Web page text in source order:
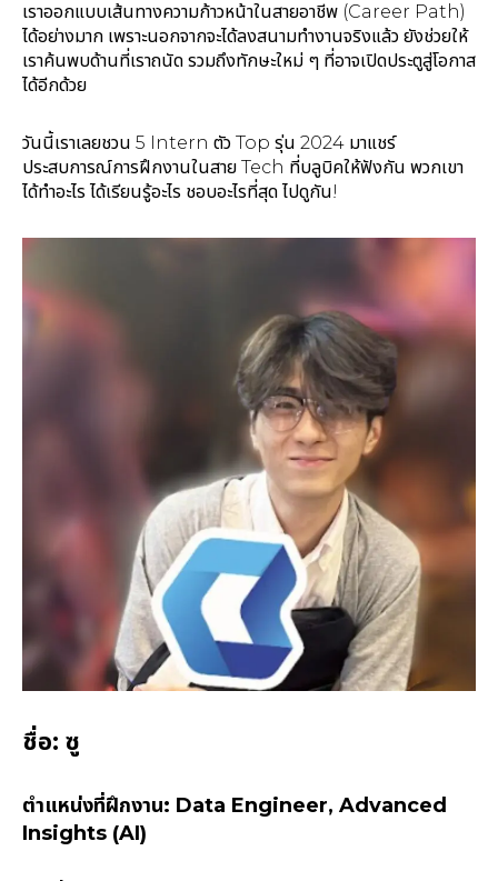
เราออกแบบเส้นทางความก้าวหน้าในสายอาชีพ (Career Path)
ได้อย่างมาก เพราะนอกจากจะได้ลงสนามทำงานจริงแล้ว ยังช่วยให้
เราค้นพบด้านที่เราถนัด รวมถึงทักษะใหม่ ๆ ที่อาจเปิดประตูสู่โอกาส
ได้อีกด้วย
วันนี้เราเลยชวน 5 Intern ตัว Top รุ่น 2024 มาแชร์
ประสบการณ์การฝึกงานในสาย Tech ที่บลูบิคให้ฟังกัน พวกเขา
ได้ทำอะไร ได้เรียนรู้อะไร ชอบอะไรที่สุด ไปดูกัน!
ชื่อ: ซู
ตำแหน่งที่ฝึกงาน: Data Engineer, Advanced
Insights (AI)